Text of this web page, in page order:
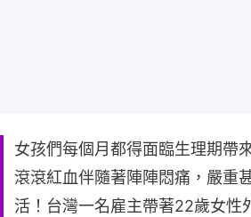
女孩們每個月都得面臨生理期帶
滾滾紅血伴隨著陣陣悶痛，嚴重
活！台灣一名雇主帶著22歲女性